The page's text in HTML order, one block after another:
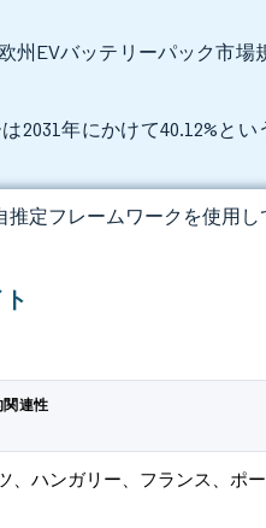
EVバッテリーパック市場
2031年にかけて40.12%と
定フレームワークを使用
関連性
、ハンガリー、フランス、ポ